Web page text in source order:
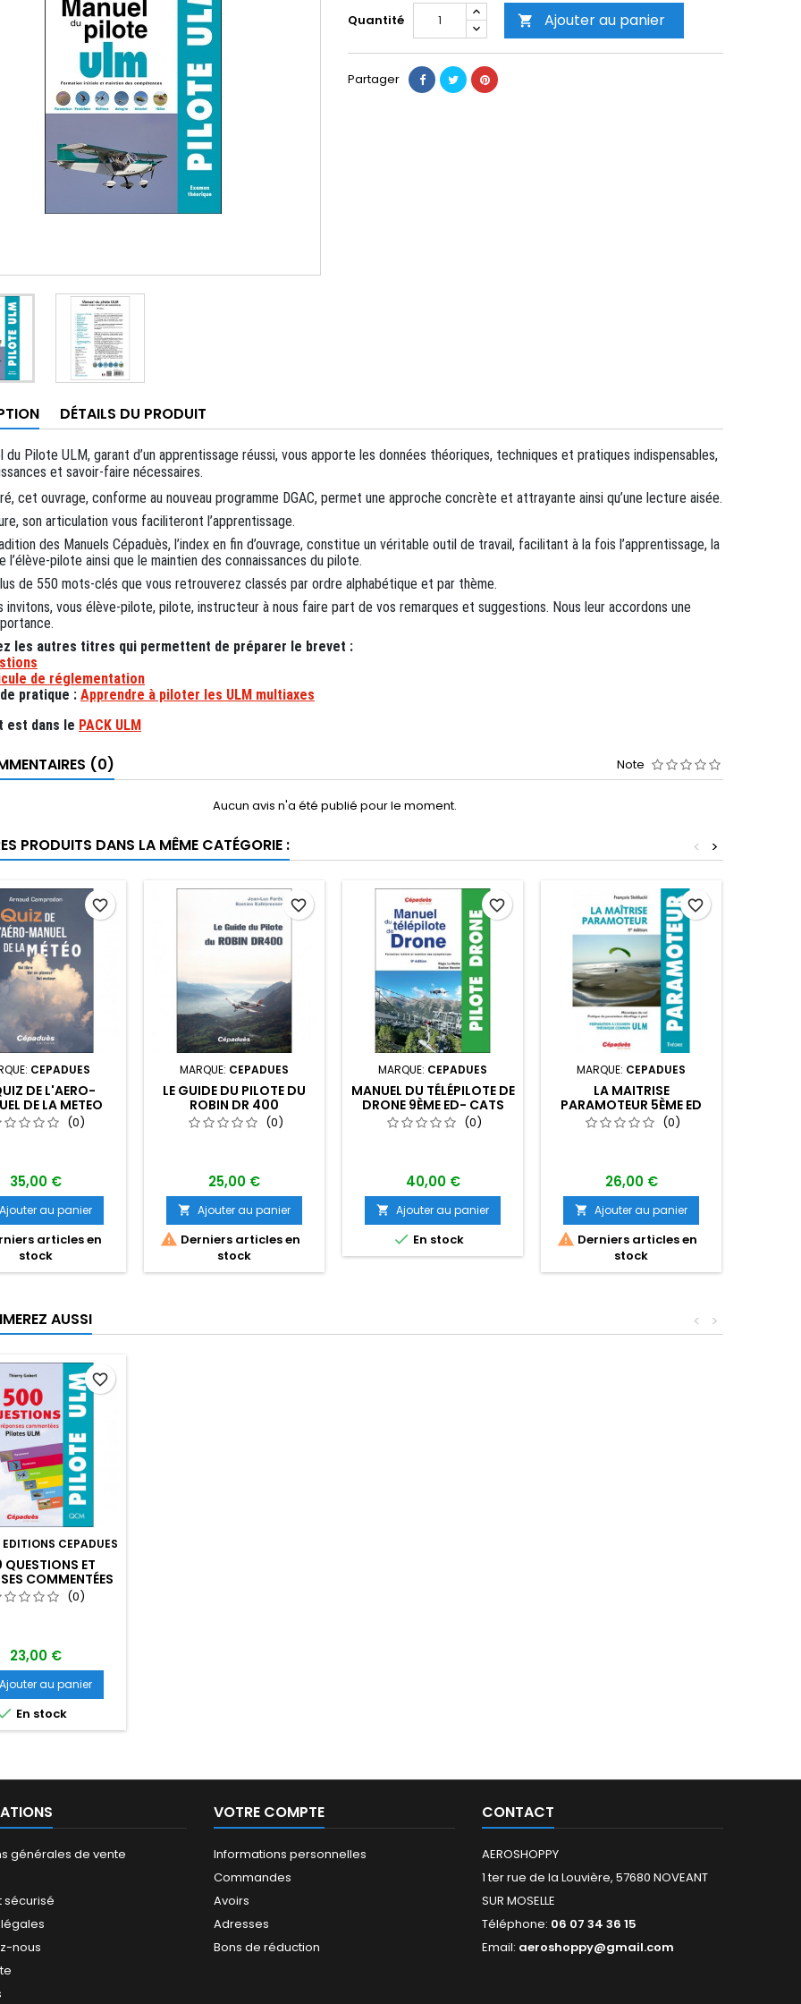
Quantité  Ajouter au panier
Partager
DÉTAILS DU PRODUIT
du Pilote ULM, garant d’un apprentissage réussi, vous apporte les données théoriques, techniques et pratiques indispensables,
et savoir-faire nécessaires.
cet ouvrage, conforme au nouveau programme DGAC, permet une approche concrète et attrayante ainsi qu’une lecture aisée.
son articulation vous faciliteront l’apprentissage.
des Manuels Cépaduès, l’index en fin d’ouvrage, constitue un véritable outil de travail, facilitant à la fois l’apprentissage, la
l’élève-pilote ainsi que le maintien des connaissances du pilote.
de 550 mots-clés que vous retrouverez classés par ordre alphabétique et par thème.
invitons, vous élève-pilote, pilote, instructeur à nous faire part de vos remarques et suggestions. Nous leur accordons une
les autres titres qui permettent de préparer le brevet :
de réglementation
pratique : Apprendre à piloter les ULM multiaxes
est dans le PACK ULM
(0) Note
Aucun avis n'a été publié pour le moment.
PRODUITS DANS LA MÊME CATÉGORIE : >
<
CEPADUES
DE L'AERO-
DE LA METEO
VOL LIBRE-VOL EN
VOL MOTEUR
(0)
35,00 €
Ajouter au panier
articles en
stock
favorite_border
MARQUE: CEPADUES
LE GUIDE DU PILOTE DU
ROBIN DR 400
(0)
25,00 €
 Ajouter au panier
 Derniers articles en
stock
favorite_border
MARQUE: CEPADUES
MANUEL DU TÉLÉPILOTE DE
DRONE 9ÈME ED- CATS
(0)
40,00 €
 Ajouter au panier
 En stock
favorite_border
MARQUE: CEPADUES
LA MAITRISE
PARAMOTEUR 5ÈME ED
(0)
26,00 €
 Ajouter au panier
 Derniers articles en
stock
favorite_border
AUSSI >
<
EDITIONS CEPADUES
ET
COMMENTÉES
LE PILOTE ULM ET
DRONES
(0)
23,00 €
Ajouter au panier
En stock
favorite_border
générales de vente
sécurisé
nous
VOTRE COMPTE
Informations personnelles
Commandes
Avoirs
Adresses
Bons de réduction
CONTACT
AEROSHOPPY
1 ter rue de la Louvière, 57680 NOVEANT
SUR MOSELLE
Téléphone: 06 07 34 36 15
Email: aeroshoppy@gmail.com